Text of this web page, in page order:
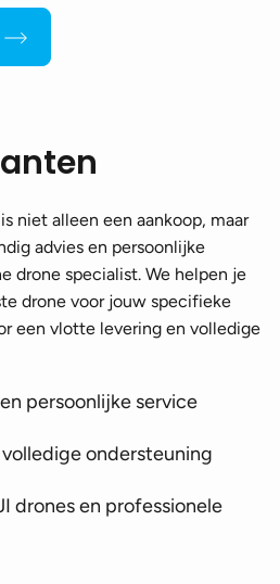
niet alleen een aankoop, maar
advies en persoonlijke
drone specialist. We helpen je
drone voor jouw specifieke
een vlotte levering en volledige
persoonlijke service
ondersteuning
drones en professionele